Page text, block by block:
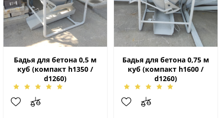
Бадья для бетона 0,5 м
куб (компакт h1350 /
d1260)
Бадья для бетона 0,75 м
куб (компакт h1600 /
d1260)